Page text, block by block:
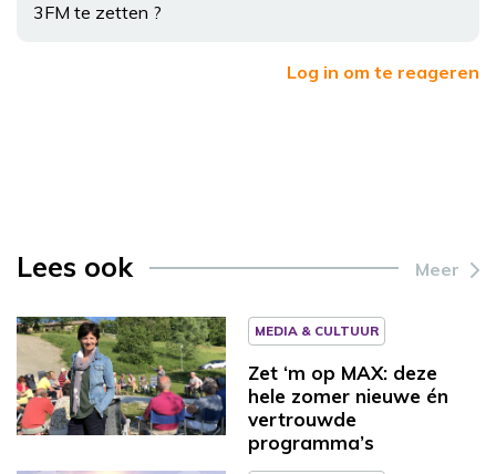
3FM te zetten ?
Log in om te reageren
Lees ook Meer
MEDIA & CULTUUR
Zet ‘m op MAX: deze
hele zomer nieuwe én
vertrouwde
programma’s